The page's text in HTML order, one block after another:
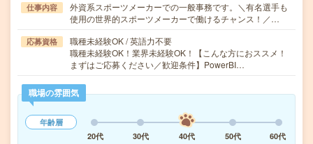
仕事内容
外資系スポーツメーカーでの一般事務です。＼有名選手も
使用の世界的スポーツメーカーで働けるチャンス！／…
応募資格
職種未経験OK / 英語力不要
職種未経験OK！業界未経験OK！【こんな方におススメ！
まずはご応募ください／歓迎条件】PowerBI…
職場の雰囲気
年齢層
20代
30代 40代 50代 60代